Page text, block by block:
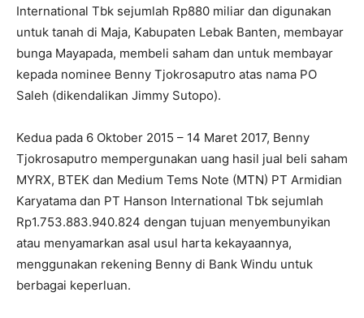
International Tbk sejumlah Rp880 miliar dan digunakan
untuk tanah di Maja, Kabupaten Lebak Banten, membayar
bunga Mayapada, membeli saham dan untuk membayar
kepada nominee Benny Tjokrosaputro atas nama PO
Saleh (dikendalikan Jimmy Sutopo).
Kedua pada 6 Oktober 2015 – 14 Maret 2017, Benny
Tjokrosaputro mempergunakan uang hasil jual beli saham
MYRX, BTEK dan Medium Tems Note (MTN) PT Armidian
Karyatama dan PT Hanson International Tbk sejumlah
Rp1.753.883.940.824 dengan tujuan menyembunyikan
atau menyamarkan asal usul harta kekayaannya,
menggunakan rekening Benny di Bank Windu untuk
berbagai keperluan.